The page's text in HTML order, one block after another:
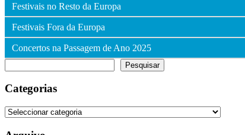
Festivais no Resto da Europa
Festivais Fora da Europa
Concertos na Passagem de Ano 2025
Pesquisar
Categorias
Categorias